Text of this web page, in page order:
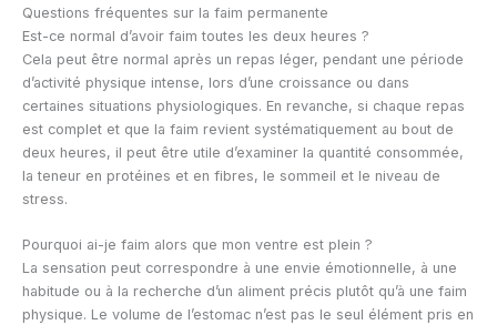
Questions fréquentes sur la faim permanente
Est-ce normal d’avoir faim toutes les deux heures ?
Cela peut être normal après un repas léger, pendant une période
d’activité physique intense, lors d’une croissance ou dans
certaines situations physiologiques. En revanche, si chaque repas
est complet et que la faim revient systématiquement au bout de
deux heures, il peut être utile d’examiner la quantité consommée,
la teneur en protéines et en fibres, le sommeil et le niveau de
stress.
Pourquoi ai-je faim alors que mon ventre est plein ?
La sensation peut correspondre à une envie émotionnelle, à une
habitude ou à la recherche d’un aliment précis plutôt qu’à une faim
physique. Le volume de l’estomac n’est pas le seul élément pris en